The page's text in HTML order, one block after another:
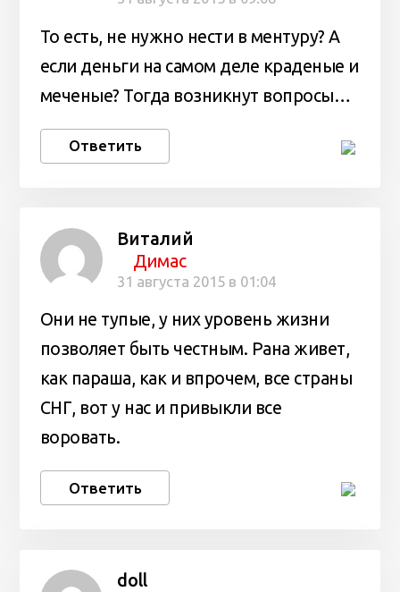
То есть, не нужно нести в ментуру? А
если деньги на самом деле краденые и
меченые? Тогда возникнут вопросы…
Ответить
Виталий
Димас
31 августа 2015 в 01:04
Они не тупые, у них уровень жизни
позволяет быть честным. Рана живет,
как параша, как и впрочем, все страны
СНГ, вот у нас и привыкли все
воровать.
Ответить
doll